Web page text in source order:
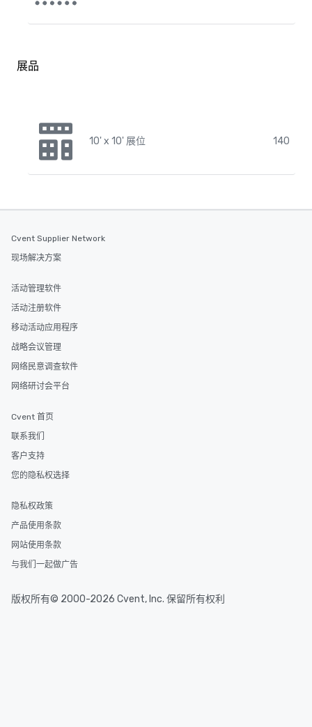
展品
10' x 10' 展位 140
Cvent Supplier Network
现场解决方案
活动管理软件
活动注册软件
移动活动应用程序
战略会议管理
网络民意调查软件
网络研讨会平台
Cvent 首页
联系我们
客户支持
您的隐私权选择
隐私权政策
产品使用条款
网站使用条款
与我们一起做广告
版权所有© 2000-2026 Cvent, Inc. 保留所有权利